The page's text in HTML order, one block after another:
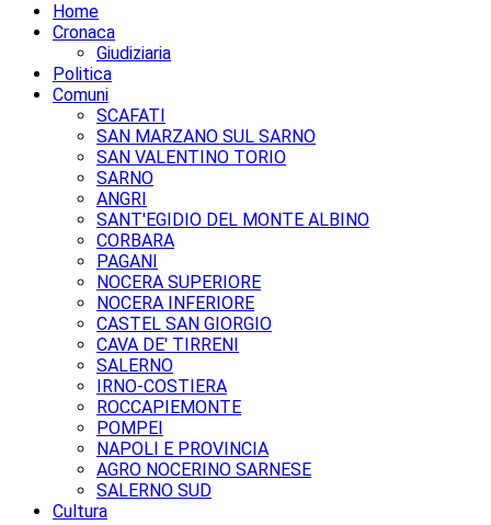
Home
Cronaca
Giudiziaria
Politica
Comuni
SCAFATI
SAN MARZANO SUL SARNO
SAN VALENTINO TORIO
SARNO
ANGRI
SANT'EGIDIO DEL MONTE ALBINO
CORBARA
PAGANI
NOCERA SUPERIORE
NOCERA INFERIORE
CASTEL SAN GIORGIO
CAVA DE' TIRRENI
SALERNO
IRNO-COSTIERA
ROCCAPIEMONTE
POMPEI
NAPOLI E PROVINCIA
AGRO NOCERINO SARNESE
SALERNO SUD
Cultura